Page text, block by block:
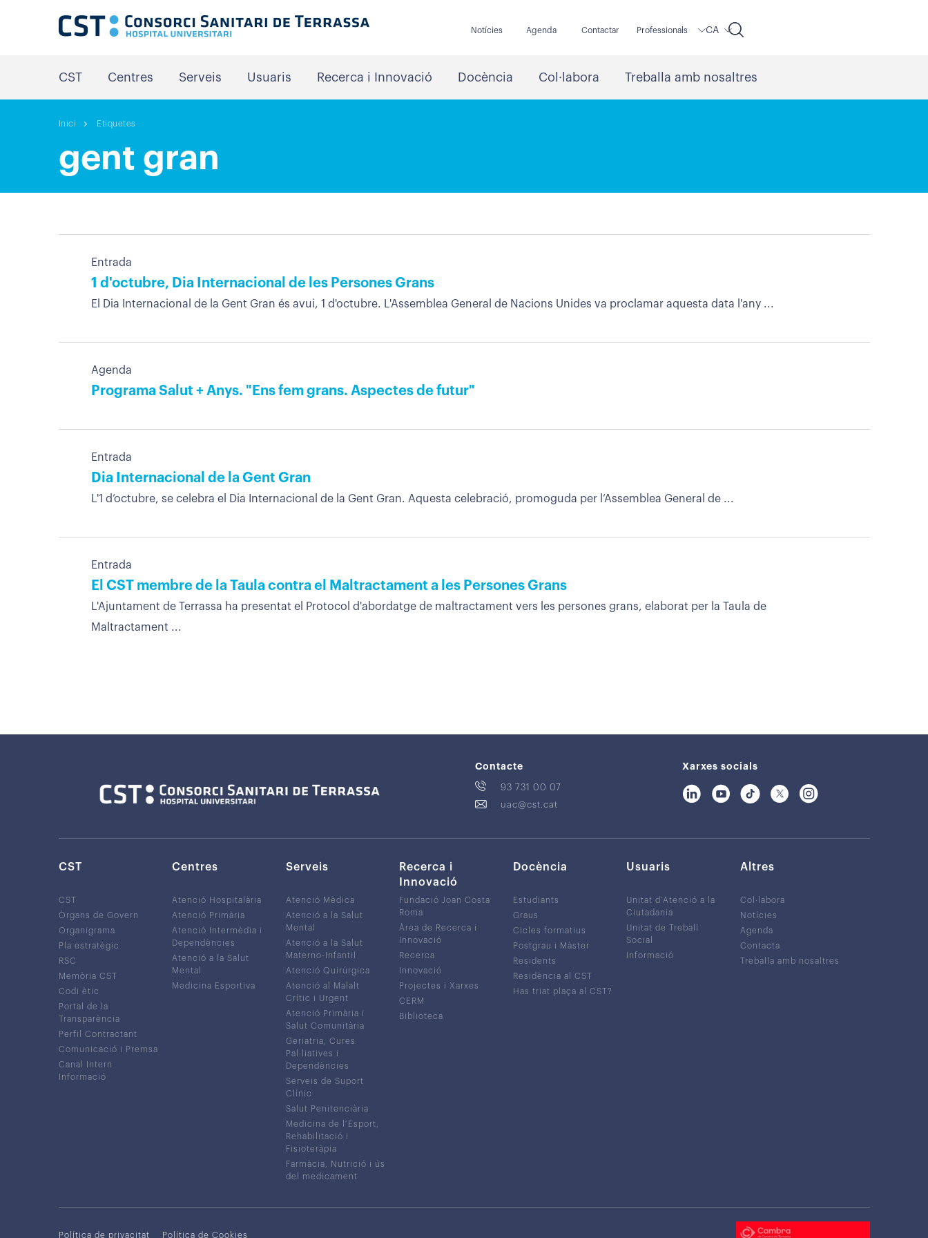
Notícies Agenda Contactar Professionals CA
CST Centres Serveis Usuaris Recerca i Innovació Docència Col·labora Treballa amb nosaltres
Inici Etiquetes
gent gran
Entrada
1 d'octubre, Dia Internacional de les Persones Grans
El Dia Internacional de la Gent Gran és avui, 1 d'octubre. L'Assemblea General de Nacions Unides va proclamar aquesta data l'any ...
Agenda
Programa Salut + Anys. "Ens fem grans. Aspectes de futur"
Entrada
Dia Internacional de la Gent Gran
L'1 d’octubre, se celebra el Dia Internacional de la Gent Gran. Aquesta celebració, promoguda per l’Assemblea General de ...
Entrada
El CST membre de la Taula contra el Maltractament a les Persones Grans
L'Ajuntament de Terrassa ha presentat el Protocol d'abordatge de maltractament vers les persones grans, elaborat per la Taula de
Maltractament ...
Contacte
93 731 00 07
uac@cst.cat
Xarxes socials
CST
CST
Òrgans de Govern
Organigrama
Pla estratègic
RSC
Memòria CST
Codi ètic
Portal de la
Transparència
Perfil Contractant
Comunicació i Premsa
Canal Intern
Informació
Centres
Atenció Hospitalària
Atenció Primària
Atenció Intermèdia i
Dependències
Atenció a la Salut
Mental
Medicina Esportiva
Serveis
Atenció Mèdica
Atenció a la Salut
Mental
Atenció a la Salut
Materno-Infantil
Atenció Quirúrgica
Atenció al Malalt
Crític i Urgent
Atenció Primària i
Salut Comunitària
Geriatria, Cures
Pal·liatives i
Dependències
Serveis de Suport
Clínic
Salut Penitenciària
Medicina de l’Esport,
Rehabilitació i
Fisioteràpia
Farmàcia, Nutrició i ús
del medicament
Recerca i
Innovació
Fundació Joan Costa
Roma
Àrea de Recerca i
Innovació
Recerca
Innovació
Projectes i Xarxes
CERM
Biblioteca
Docència
Estudiants
Graus
Cicles formatius
Postgrau i Màster
Residents
Residència al CST
Has triat plaça al CST?
Usuaris
Unitat d’Atenció a la
Ciutadania
Unitat de Treball
Social
Informació
Altres
Col·labora
Notícies
Agenda
Contacta
Treballa amb nosaltres
Política de privacitat Política de Cookies